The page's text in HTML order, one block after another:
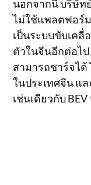
นอกจากนี้ บริษั
ไม่ใช้แพลตฟอร์ม
เป็นระบบขับเคลื่
ตัวในจีนอีกต่อไ
สามารถชาร์จได้
ในประเทศจีน แ
เช่นเดียวกับ BEV